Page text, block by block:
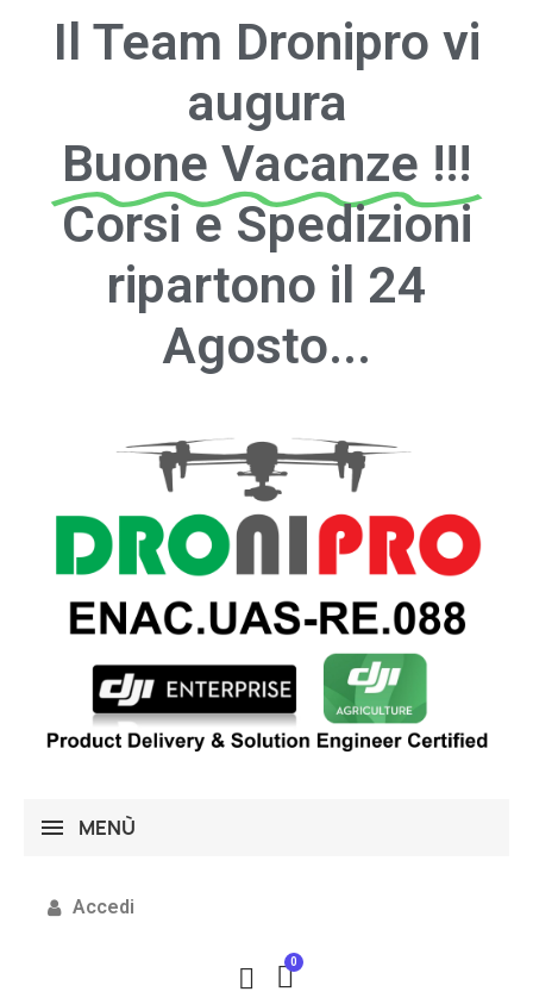
Il Team Dronipro vi
augura
Buone Vacanze !!!
Corsi e Spedizioni
ripartono il 24
Agosto...
MENÙ
Accedi